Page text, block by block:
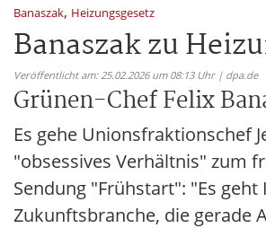
Banaszak, Heizungsgesetz
Banaszak zu
Veröffentlicht am: 25.02.2026 um 08:13 Uhr | dpa.de
Grünen-Chef Felix
Es gehe Unionsfraktionschef
"obsessives Verhältnis" zum
Sendung "Frühstart": "Es
Zukunftsbranche, die gerade